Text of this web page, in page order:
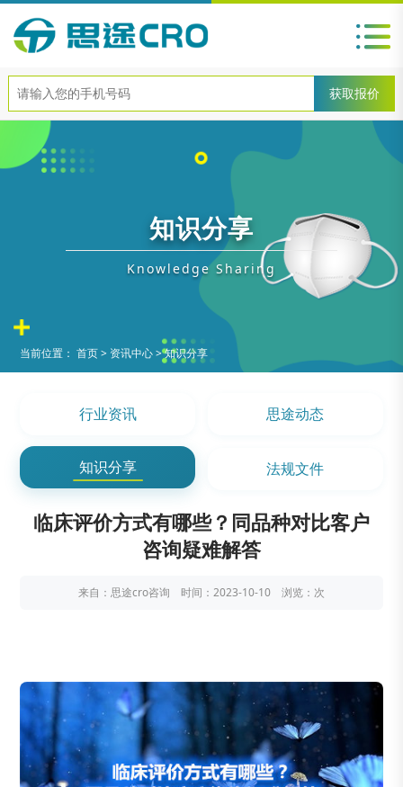
知识分享
Knowledge Sharing
当前位置：首页> 资讯中心>知识分享
行业资讯 思途动态
知识分享 法规文件
临床评价方式有哪些？同品种对比客户
咨询疑难解答
来自：思途cro咨询 时间：2023-10-10 浏览： 次